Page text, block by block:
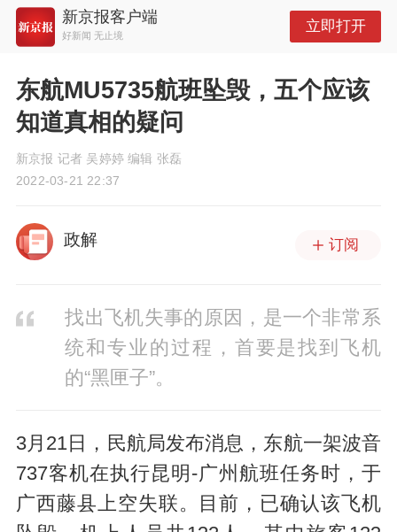
新京报客户端
好新闻 无止境
立即打开
东航MU5735航班坠毁，五个应该
知道真相的疑问
新京报 记者 吴婷婷 编辑 张磊
2022-03-21 22:37
政解 订阅
找出飞机失事的原因，是一个非常系
统和专业的过程，首要是找到飞机
的“黑匣子”。
3月21日，民航局发布消息，东航一架波音
737客机在执行昆明-广州航班任务时，于
广西藤县上空失联。目前，已确认该飞机